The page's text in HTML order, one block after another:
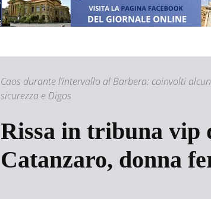
Caos durante l’intervallo al Barbera: coinvolti
sicurezza e Digos
Rissa in tribuna vip
Catanzaro, donna